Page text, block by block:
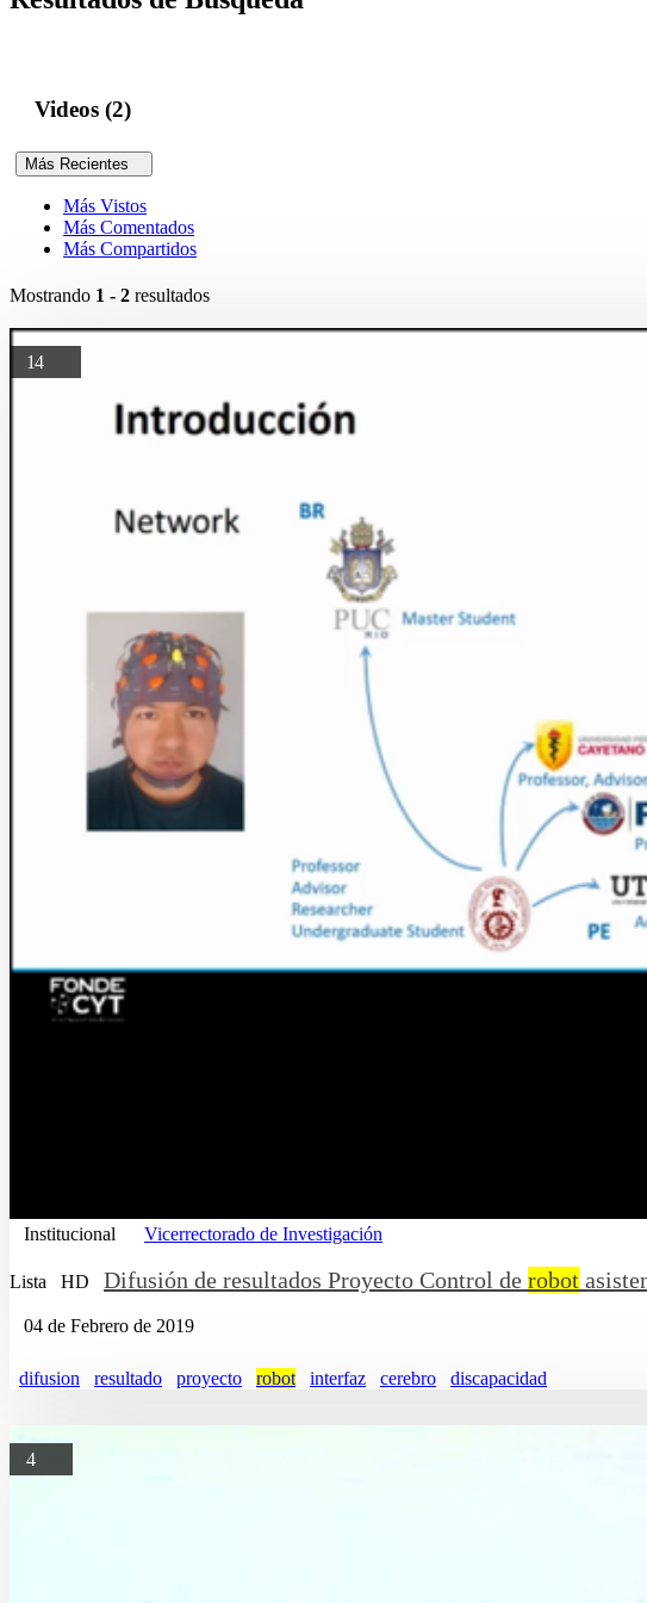
Videos (2)
Más Recientes
Más Vistos
Más Comentados
Más Compartidos
Mostrando 1 - 2 resultados
14
Institucional Vicerrectorado de Investigación
Lista HD Difusión de resultados Proyecto Control de robot
04 de Febrero de 2019
difusion resultado proyecto robot interfaz cerebro discapacidad
4